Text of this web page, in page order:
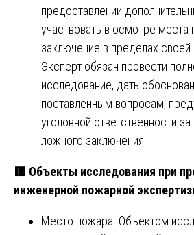
предоставлении
участвовать в осмотре места
заключение в пределах своей
Эксперт обязан провести
исследование, дать
поставленным вопросам,
уголовной ответственности
ложного заключения.
🟥 Объекты исследования при
инженерной пожарной
Место пожара. Объектом